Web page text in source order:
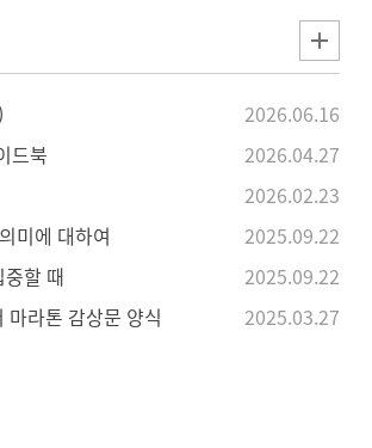
2026.06.16
드북
2026.04.27
2026.02.23
미에 대하여
2025.09.22
중할 때
2025.09.22
라톤 감상문 양식
2025.03.27